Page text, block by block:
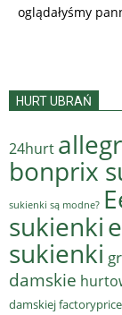
oglądałyśmy
HURT UBRAŃ
24hurt
bonprix
sukienki są modne?
sukienki
sukienki
damskie
damskiej